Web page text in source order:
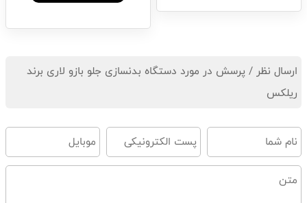
ارسال نظر / پرسش در مورد دستگاه بدنسازی جلو بازو لاری برند
ریلکس